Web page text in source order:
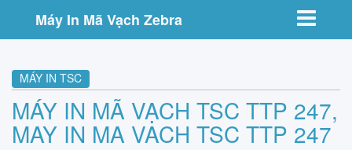
Toggle
Máy In Mã Vạch Zebra
MÁY IN TSC
MÁY IN MÃ VẠCH TSC TTP 247,
MAY IN MA VACH TSC TTP 247